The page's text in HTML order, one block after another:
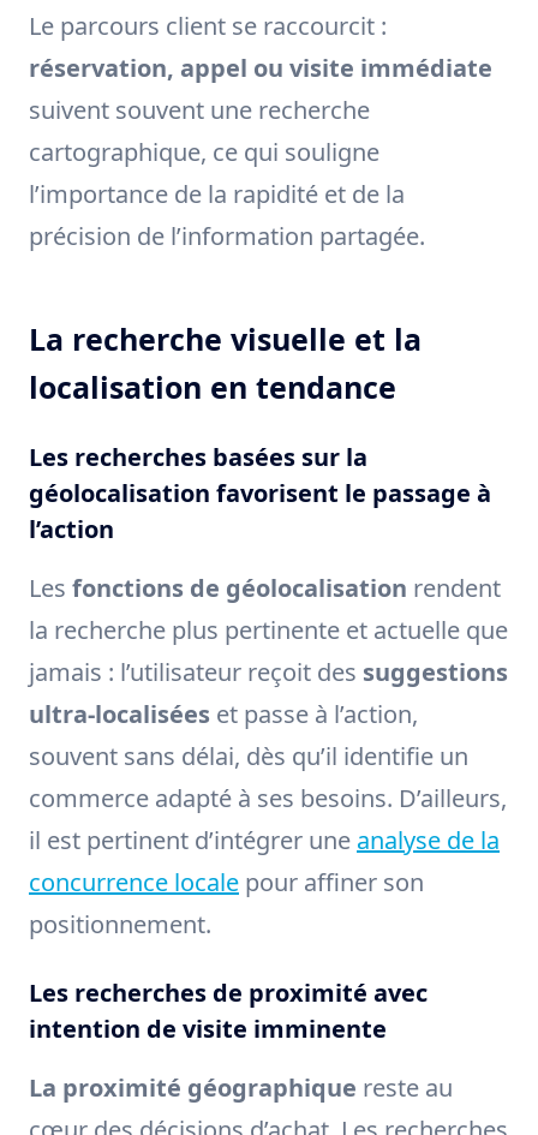
Le parcours client se raccourcit :
réservation, appel ou visite immédiate
suivent souvent une recherche
cartographique, ce qui souligne
l’importance de la rapidité et de la
précision de l’information partagée.
La recherche visuelle et la
localisation en tendance
Les recherches basées sur la
géolocalisation favorisent le passage à
l’action
Les fonctions de géolocalisation rendent
la recherche plus pertinente et actuelle que
jamais : l’utilisateur reçoit des suggestions
ultra-localisées et passe à l’action,
souvent sans délai, dès qu’il identifie un
commerce adapté à ses besoins. D’ailleurs,
il est pertinent d’intégrer une analyse de la
concurrence locale pour affiner son
positionnement.
Les recherches de proximité avec
intention de visite imminente
La proximité géographique reste au